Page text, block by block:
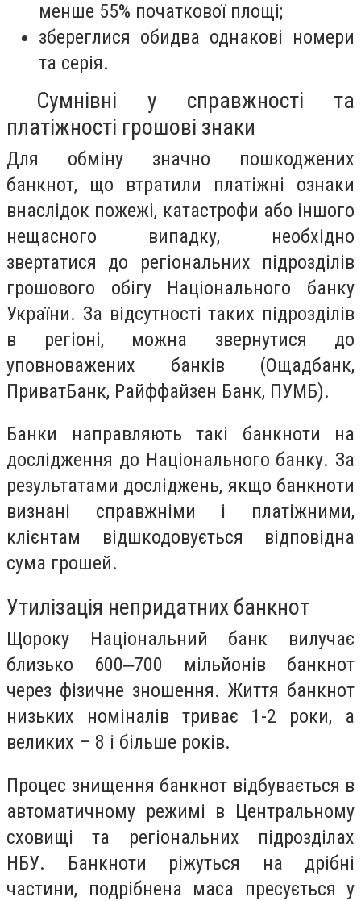
менше 55% початкової площі;
збереглися обидва однакові номери
та серія.
Сумнівні у справжності та
платіжності грошові знаки
Для обміну значно пошкоджених
банкнот, що втратили платіжні ознаки
внаслідок пожежі, катастрофи або іншого
нещасного випадку, необхідно
звертатися до регіональних підрозділів
грошового обігу Національного банку
України. За відсутності таких підрозділів
в регіоні, можна звернутися до
уповноважених банків (Ощадбанк,
ПриватБанк, Райффайзен Банк, ПУМБ).
Банки направляють такі банкноти на
дослідження до Національного банку. За
результатами досліджень, якщо банкноти
визнані справжніми і платіжними,
клієнтам відшкодовується відповідна
сума грошей.
Утилізація непридатних банкнот
Щороку Національний банк вилучає
близько 600‒700 мільйонів банкнот
через фізичне зношення. Життя банкнот
низьких номіналів триває 1-2 роки, а
великих – 8 і більше років.
Процес знищення банкнот відбувається в
автоматичному режимі в Центральному
сховищі та регіональних підрозділах
НБУ. Банкноти ріжуться на дрібні
частини, подрібнена маса пресується у